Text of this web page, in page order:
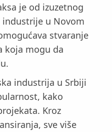
je od izuzetnog
industrije u Novom
stvaranje
koja mogu da
industrija u Srbiji
kako
Kroz
sve više